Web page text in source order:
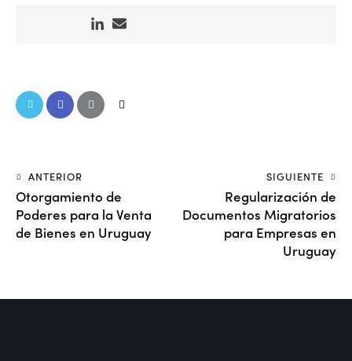
ANTERIOR
Otorgamiento de
Poderes para la Venta
de Bienes en Uruguay
SIGUIENTE
Regularización de
Documentos Migratorios
para Empresas en
Uruguay